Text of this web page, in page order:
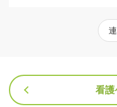
看護